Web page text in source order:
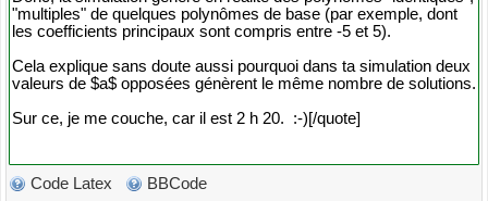
Code Latex BBCode